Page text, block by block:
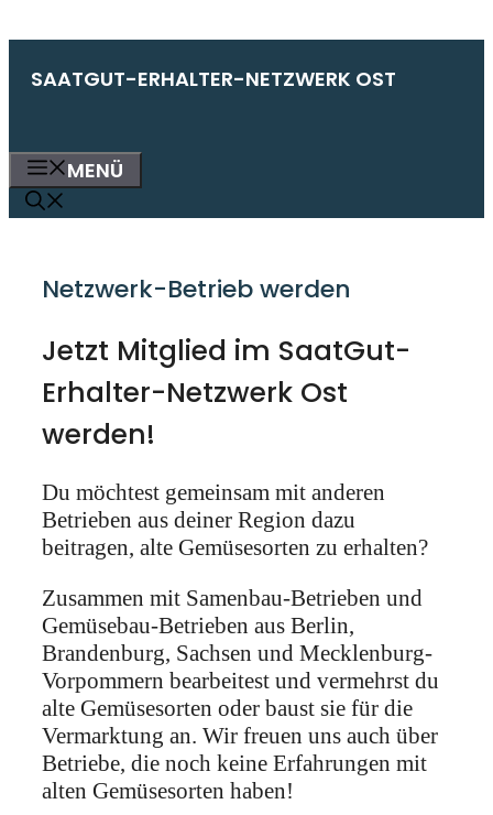
Inhalt
SAATGUT-ERHALTER-NETZWERK OST
MENÜ
Netzwerk-Betrieb werden
Jetzt Mitglied im SaatGut-
Erhalter-Netzwerk Ost
werden!
Du möchtest gemeinsam mit anderen
Betrieben aus deiner Region dazu
beitragen, alte Gemüsesorten zu erhalten?
Zusammen mit Samenbau-Betrieben und
Gemüsebau-Betrieben aus Berlin,
Brandenburg, Sachsen und Mecklenburg-
Vorpommern bearbeitest und vermehrst du
alte Gemüsesorten oder baust sie für die
Vermarktung an. Wir freuen uns auch über
Betriebe, die noch keine Erfahrungen mit
alten Gemüsesorten haben!